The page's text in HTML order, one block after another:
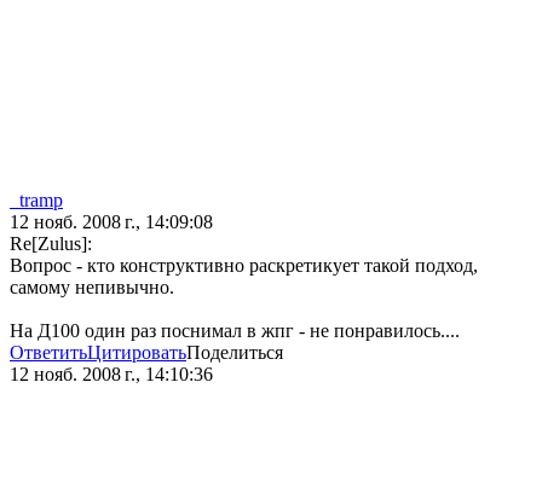
_tramp
12 нояб. 2008 г., 14:09:08
Re[Zulus]:
Вопрос - кто конструктивно раскретикует такой подход,
самому непивычно.
На Д100 один раз поснимал в жпг - не понравилось....
ОтветитьЦитироватьПоделиться
12 нояб. 2008 г., 14:10:36